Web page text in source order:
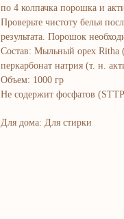
по 4 колпачка порошка и
Проверьте чистоту белья
результата. Порошок
Состав: Мыльный орех Ritha
перкарбонат натрия (т. н.
Объем: 1000 гр
Не содержит фосфатов
Для дома: Для стирки